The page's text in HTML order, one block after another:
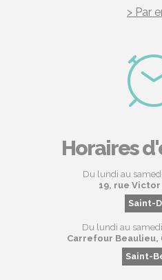
> Par
Horaires
Du lundi au
19, rue
Saint-
Du lundi au
Carrefour Beaulieu,
Saint-